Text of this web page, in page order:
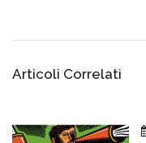
Articoli Correlati